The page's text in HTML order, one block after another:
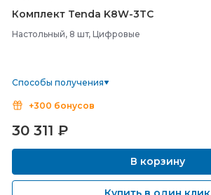
Комплект Tenda K8W-3TC
Настольный, 8 шт, Цифровые
Способы получения
+300 бонусов
30 311 ₽
В корзину